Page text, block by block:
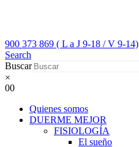
900 373 869 ( L a J 9-18 / V 9-14)
Search
Buscar
×
00
Quienes somos
DUERME MEJOR
FISIOLOGÍA
El sueño